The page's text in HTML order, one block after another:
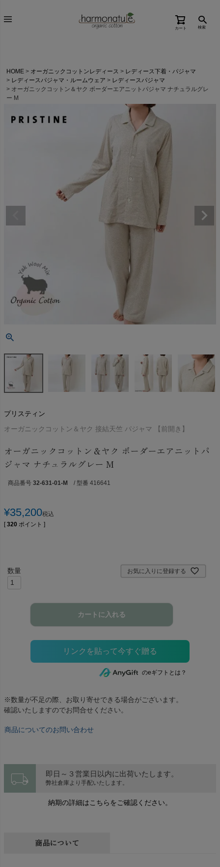
カート 検索
HOME オーガニックコットンレディース
レディース下着・パジャマ
レディースパジャマ・ルームウェア
レディースパジャマ
オーガニックコットン＆ヤク ボーダーエアニットパジャマ ナチュラルグレ
ー M
プリスティン
オーガニックコットン＆ヤク 接結天竺 パジャマ 【前開き】
オーガニックコットン＆ヤク ボーダーエアニットパ
ジャマ ナチュラルグレー M
商品番号 32-631-01-M / 型番 416641
¥35,200税込
[ 320 ポイント ]
お気に入りに登録する
カートに入れる
のeギフトとは？
※数量が不足の際、お取り寄せできる場合がございます。
確認いたしますのでお問合せください。
商品についてのお問い合わせ
local_shipping 即日～３営業日以内に出荷いたします。
弊社倉庫より手配いたします。
納期の詳細はこちらをご確認ください。
商品について